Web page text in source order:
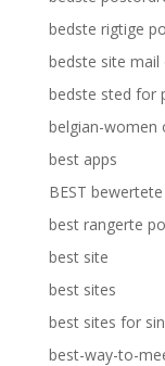
bedste rigtige
bedste site mail
bedste sted for
belgian-women
best apps
BEST
best rangerte
best site
best sites
best sites for
best-way-to-